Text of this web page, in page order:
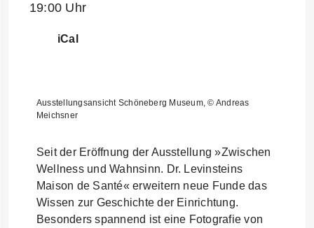
19:00 Uhr
iCal
Ausstellungsansicht Schöneberg Museum, © Andreas
Meichsner
Seit der Eröffnung der Ausstellung »Zwischen
Wellness und Wahnsinn. Dr. Levinsteins
Maison de Santé« erweitern neue Funde das
Wissen zur Geschichte der Einrichtung.
Besonders spannend ist eine Fotografie von